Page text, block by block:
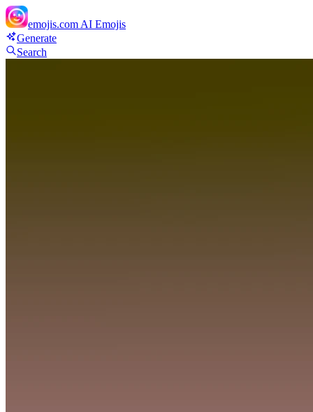
emojis.com AI Emojis
Generate
Search